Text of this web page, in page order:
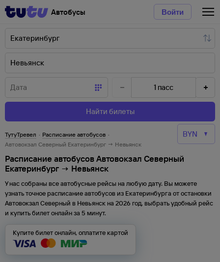
Автобусы Войти
1 пасс
Найти билеты
ТутуТревел · Расписание автобусов ·
Автовокзал Северный Екатеринбург → Невьянск
Расписание автобусов Автовокзал Северный
Екатеринбург → Невьянск
У нас собраны все автобусные рейсы на любую дату. Вы можете
узнать точное расписание автобусов из Екатеринбурга отостановки
Автовокзал Северный в Невьянск на 2026 год, выбрать удобный рейс
и купить билет онлайн за 5 минут.
Купите билет онлайн, оплатите картой